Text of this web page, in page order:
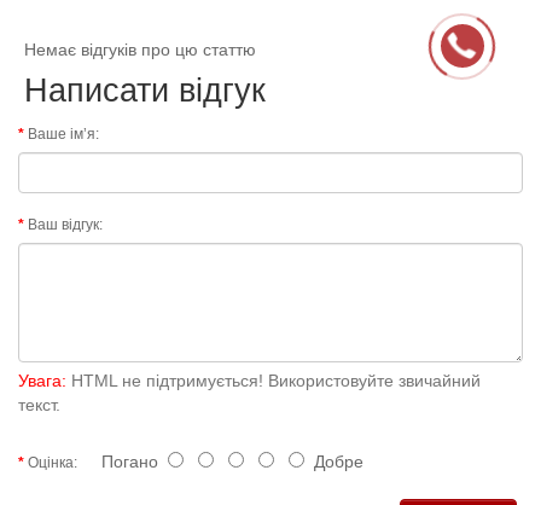
Немає відгуків про цю статтю
Написати відгук
Ваше ім’я:
Ваш відгук:
Увага: HTML не підтримується! Використовуйте звичайний
текст.
Оцінка: Погано Добре